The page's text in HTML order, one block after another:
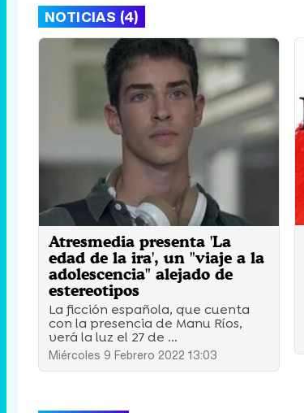
NOTICIAS (4)
Atresmedia presenta 'La
edad de la ira', un "viaje a la
adolescencia" alejado de
estereotipos
La ficción española, que cuenta
con la presencia de Manu Ríos,
verá la luz el 27 de ...
Miércoles 9 Febrero 2022 13:03